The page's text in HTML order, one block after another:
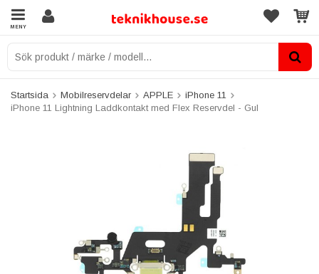
MENY
Startsida Mobilreservdelar APPLE
iPhone 11
iPhone 11 Lightning Laddkontakt med Flex Reservdel - Gul